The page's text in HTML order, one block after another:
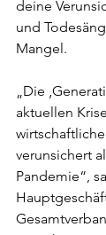
deine
und
Mangel.
„Die
aktuellen
verunsichert
Pandemie“,